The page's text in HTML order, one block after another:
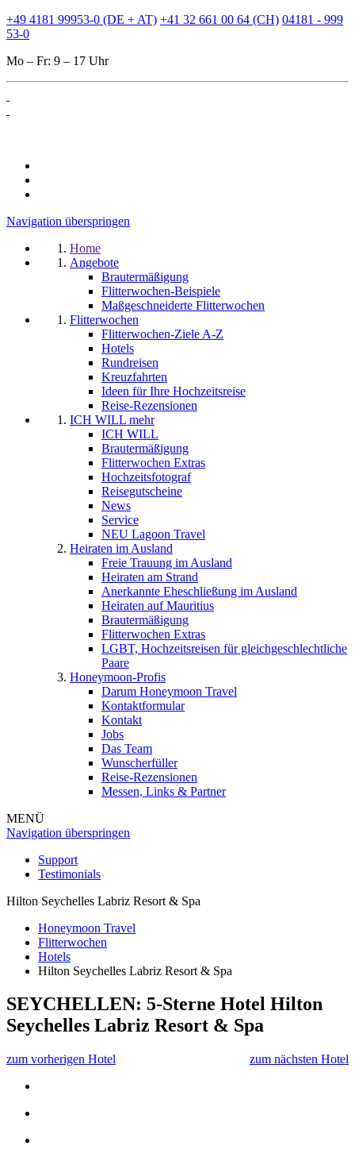
+49 4181 99953-0 (DE + AT) +41 32 661 00 64 (CH) 04181 - 999
53-0
Mo – Fr: 9 – 17 Uhr
Navigation überspringen
Home
Angebote
Brautermäßigung
Flitterwochen-Beispiele
Maßgeschneiderte Flitterwochen
Flitterwochen
Flitterwochen-Ziele A-Z
Hotels
Rundreisen
Kreuzfahrten
Ideen für Ihre Hochzeitsreise
Reise-Rezensionen
ICH WILL mehr
ICH WILL
Brautermäßigung
Flitterwochen Extras
Hochzeitsfotograf
Reisegutscheine
News
Service
NEU Lagoon Travel
Heiraten im Ausland
Freie Trauung im Ausland
Heiraten am Strand
Anerkannte Eheschließung im Ausland
Heiraten auf Mauritius
Brautermäßigung
Flitterwochen Extras
LGBT, Hochzeitsreisen für gleichgeschlechtliche
Paare
Honeymoon-Profis
Darum Honeymoon Travel
Kontaktformular
Kontakt
Jobs
Das Team
Wunscherfüller
Reise-Rezensionen
Messen, Links & Partner
MENÜ
Navigation überspringen
Support
Testimonials
Hilton Seychelles Labriz Resort & Spa
Honeymoon Travel
Flitterwochen
Hotels
Hilton Seychelles Labriz Resort & Spa
SEYCHELLEN: 5-Sterne Hotel Hilton
Seychelles Labriz Resort & Spa
zum vorherigen Hotel zum nächsten Hotel